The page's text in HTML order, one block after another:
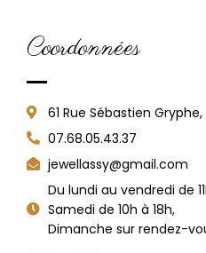
Coordonnées
61 Rue Sébastien
07.68.05.43.37
jewellassy@gmail.com
Du lundi au vendredi de
Samedi de 10h à 18h,
Dimanche sur rendez-